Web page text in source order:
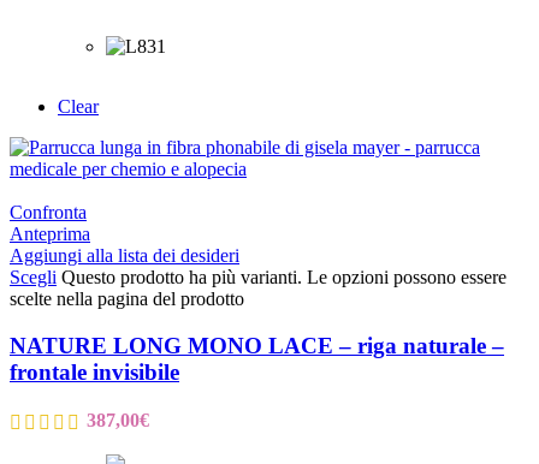
Clear
Confronta
Anteprima
Aggiungi alla lista dei desideri
Scegli Questo prodotto ha più varianti. Le opzioni possono essere
scelte nella pagina del prodotto
NATURE LONG MONO LACE – riga naturale –
frontale invisibile
387,00€